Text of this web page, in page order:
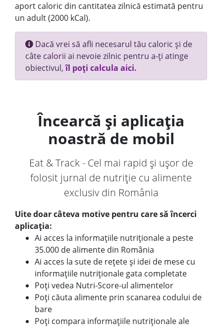
aport caloric din cantitatea zilnică estimată pentru
un adult (2000 kCal).
Dacă vrei să afli necesarul tău caloric și de
câte calorii ai nevoie zilnic pentru a-ți atinge
obiectivul,îl poți calcula aici.
Încearcă și aplicația
noastră de mobil
Eat & Track - Cel mai rapid și ușor de
folosit jurnal de nutriție cu alimente
exclusiv din România
Uite doar câteva motive pentru care să încerci
aplicația:
Ai acces la informațiile nutriționale a peste
35.000 de alimente din România
Ai acces la sute de rețete și idei de mese cu
informațiile nutriționale gata completate
Poți vedea Nutri-Score-ul alimentelor
Poți căuta alimente prin scanarea codului de
bare
Poți compara informațiile nutriționale ale